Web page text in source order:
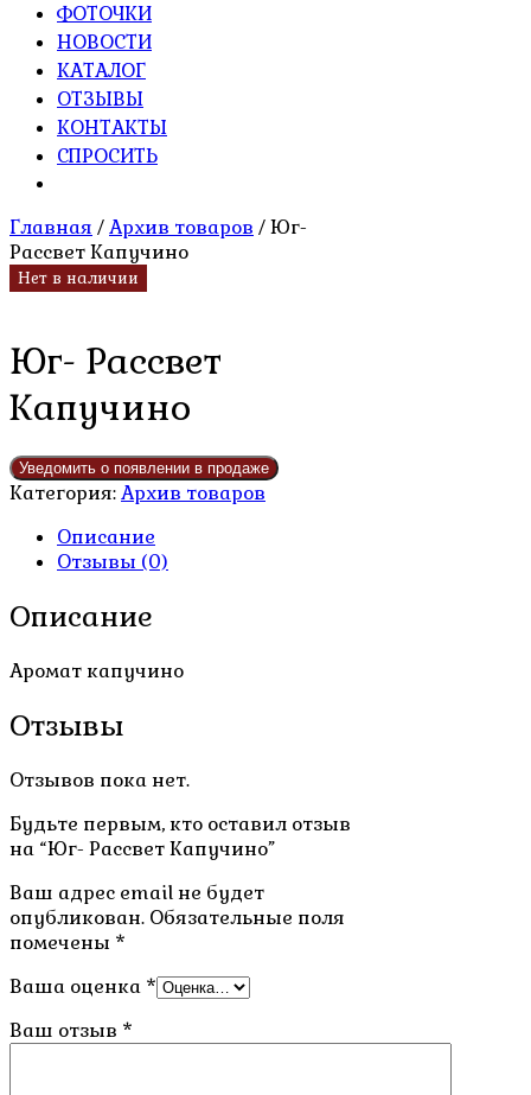
ФОТОЧКИ
НОВОСТИ
КАТАЛОГ
ОТЗЫВЫ
КОНТАКТЫ
СПРОСИТЬ
Главная /Архив товаров / Юг-
Рассвет Капучино
Нет в наличии
Юг- Рассвет
Капучино
Категория:Архив товаров
Описание
Отзывы (0)
Описание
Аромат капучино
Отзывы
Отзывов пока нет.
Будьте первым, кто оставил отзыв
на “Юг- Рассвет Капучино”
Ваш адрес email не будет
опубликован. Обязательные поля
помечены *
Ваша оценка *
Ваш отзыв *